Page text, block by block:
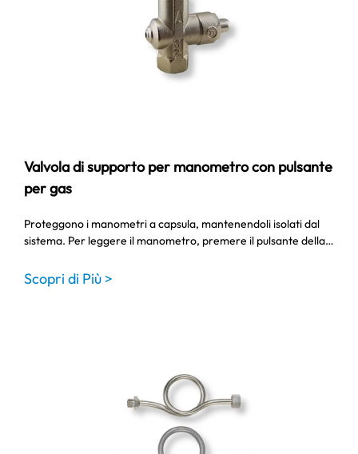
Valvola di supporto per manometro con pulsante
per gas
Proteggono i manometri a capsula, mantenendoli isolati dal
sistema. Per leggere il manometro, premere il pulsante della…
Scopri di Più >